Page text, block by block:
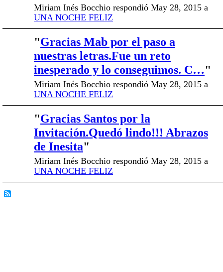
Miriam Inés Bocchio respondió May 28, 2015 a
UNA NOCHE FELIZ
"Gracias Mab por el paso a
nuestras letras.Fue un reto
inesperado y lo conseguimos. C…"
Miriam Inés Bocchio respondió May 28, 2015 a
UNA NOCHE FELIZ
"Gracias Santos por la
Invitación.Quedó lindo!!! Abrazos
de Inesita"
Miriam Inés Bocchio respondió May 28, 2015 a
UNA NOCHE FELIZ